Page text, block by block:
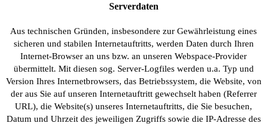
Serverdaten
Aus technischen Gründen, insbesondere zur Gewährleistung eines
sicheren und stabilen Internetauftritts, werden Daten durch Ihren
Internet-Browser an uns bzw. an unseren Webspace-Provider
übermittelt. Mit diesen sog. Server-Logfiles werden u.a. Typ und
Version Ihres Internetbrowsers, das Betriebssystem, die Website, von
der aus Sie auf unseren Internetauftritt gewechselt haben (Referrer
URL), die Website(s) unseres Internetauftritts, die Sie besuchen,
Datum und Uhrzeit des jeweiligen Zugriffs sowie die IP-Adresse des